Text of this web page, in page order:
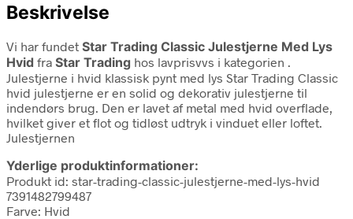
Beskrivelse
Vi har fundet Star Trading Classic Julestjerne Med Lys
Hvid fra Star Trading hos lavprisvvs i kategorien .
Julestjerne i hvid klassisk pynt med lys Star Trading Classic
hvid julestjerne er en solid og dekorativ julestjerne til
indendørs brug. Den er lavet af metal med hvid overflade,
hvilket giver et flot og tidløst udtryk i vinduet eller loftet.
Julestjernen
Yderlige produktinformationer:
Produkt id: star-trading-classic-julestjerne-med-lys-hvid
7391482799487
Farve: Hvid